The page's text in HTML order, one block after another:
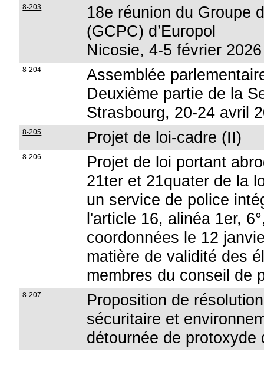
8-203
18e réunion du Groupe
(GCPC) d’Europol
Nicosie, 4-5 février 2026
8-204
Assemblée
Deuxième partie de la
Strasbourg, 20-24 avril
8-205 Projet de loi-cadre (II)
8-206
Projet de loi portant
21ter et 21quater de la
un service de police
l'article 16, alinéa 1er,
coordonnées le 12
matière de validité des
membres du conseil de
8-207
Proposition de
sécuritaire et
détournée de protoxyde